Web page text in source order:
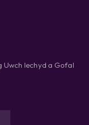
Uwch Iechyd a Gofal